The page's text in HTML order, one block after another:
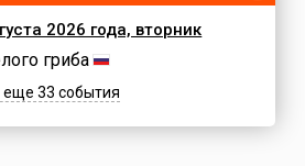
2026 года, вторник
гриба
еще 33 события